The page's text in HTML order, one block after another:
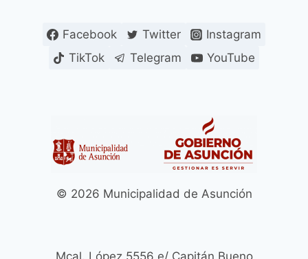
EN
Facebook Twitter
Instagram
TikTok
Telegram YouTube
© 2026 Municipalidad de Asunción